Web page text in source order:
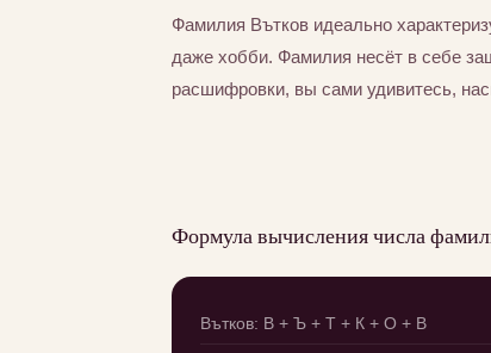
Фамилия Вътков идеально
даже хобби. Фамилия несёт в себе
расшифровки, вы сами удивитесь,
Формула вычисления числа
Вътков: В + Ъ + Т + К + О + В